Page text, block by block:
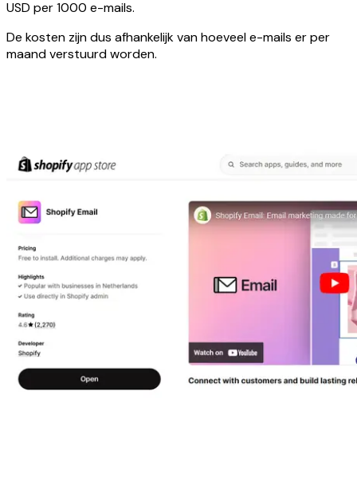
USD per 1000 e-mails.
De kosten zijn dus afhankelijk van hoeveel e-mails er per
maand verstuurd worden.